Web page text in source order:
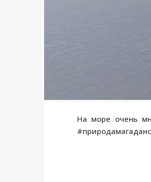
На море очень